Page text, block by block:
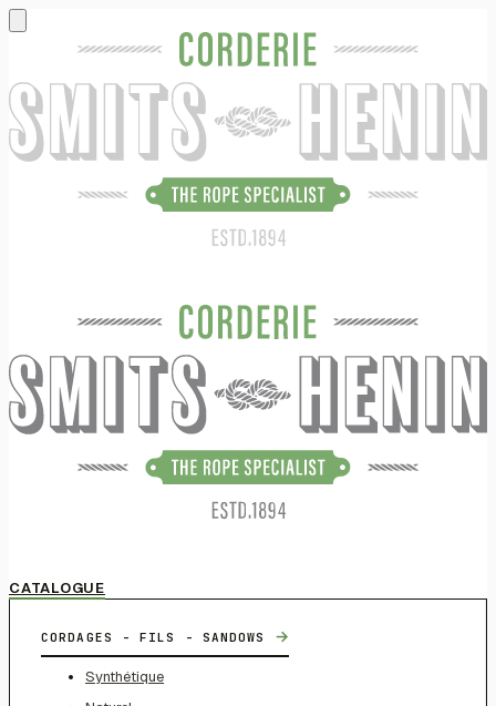
CATALOGUE
CORDAGES - FILS - SANDOWS →
Synthétique